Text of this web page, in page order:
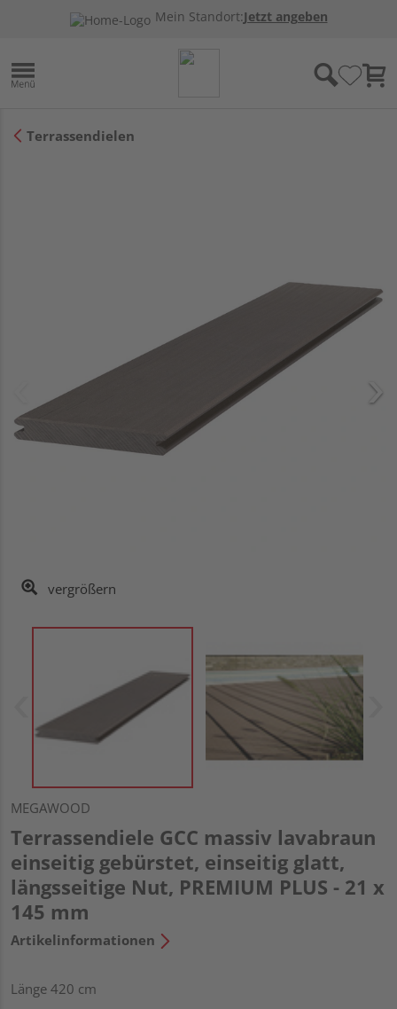
Mein Standort:Jetzt angeben
Terrassendielen
vergrößern
MEGAWOOD
Terrassendiele GCC massiv lavabraun
einseitig gebürstet, einseitig glatt,
längsseitige Nut, PREMIUM PLUS - 21 x
145 mm
Artikelinformationen
Länge 420 cm